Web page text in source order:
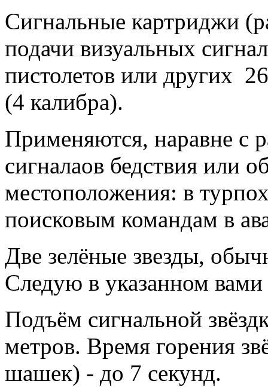
Сигнальные картриджи
подачи визуальных
пистолетов или других
(4 калибра).
Применяются, наравне с
сигналаов бедствия или
местоположения: в
поисковым командам в
Две зелёные звезды,
Следую в указанном
Подъём сигнальной
метров. Время горения
шашек) - до 7 секунд.